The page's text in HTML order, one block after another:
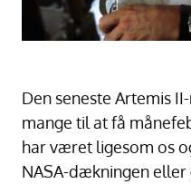
Den seneste Artemis
mange til at få
har været ligesom os
NASA-dækningen